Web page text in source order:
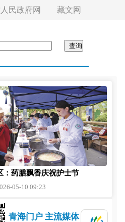
民政府网 藏文网
周年纪行｜村里来...
质量发展调研行】一头牦...
新篇】为中南关街“梳...
士节
地 匠心筑水脉——记202...
第十一届中国·青...
高原鲜美草莓香飘千万家
：药膳飘香庆祝护士节
05-10 09:23
青海门户 主流媒体